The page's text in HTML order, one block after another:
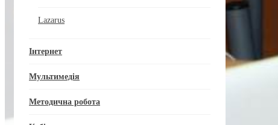
Lazarus
Інтернет
Мультимедія
Методична робота